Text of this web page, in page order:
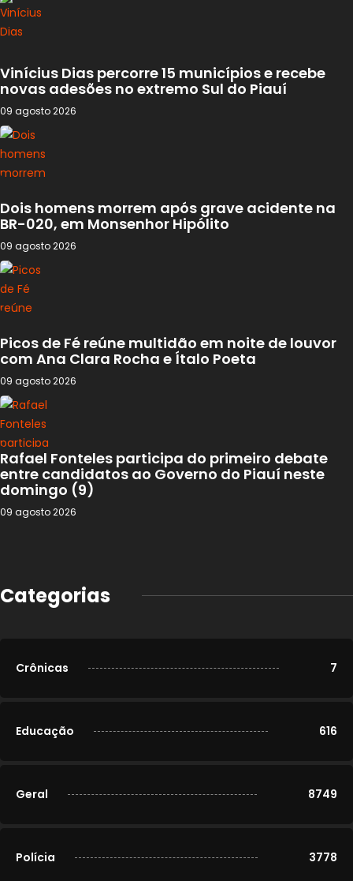
Vinícius Dias percorre 15 municípios e recebe
novas adesões no extremo Sul do Piauí
09 agosto 2026
Dois homens morrem após grave acidente na
BR-020, em Monsenhor Hipólito
09 agosto 2026
Picos de Fé reúne multidão em noite de louvor
com Ana Clara Rocha e Ítalo Poeta
09 agosto 2026
Rafael Fonteles participa do primeiro debate
entre candidatos ao Governo do Piauí neste
domingo (9)
09 agosto 2026
Categorias
Crônicas 7
Educação 616
Geral 8749
Polícia 3778